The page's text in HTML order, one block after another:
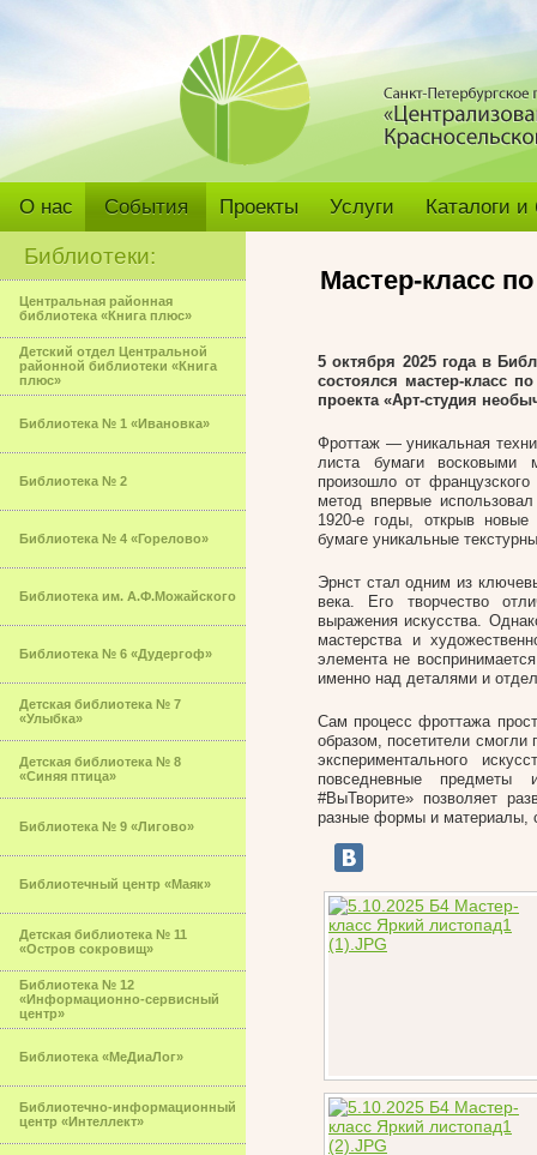
О нас События Проекты Услуги Каталоги
Библиотеки:
Центральная районная
библиотека «Книга плюс»
Детский отдел Центральной
районной библиотеки «Книга
плюс»
Библиотека № 1 «Ивановка»
Библиотека № 2
Библиотека № 4 «Горелово»
Библиотека им. А.Ф.Можайского
Библиотека № 6 «Дудергоф»
Детская библиотека № 7
«Улыбка»
Детская библиотека № 8
«Синяя птица»
Библиотека № 9 «Лигово»
Библиотечный центр «Маяк»
Детская библиотека № 11
«Остров сокровищ»
Библиотека № 12
«Информационно-сервисный
центр»
Библиотека «МеДиаЛог»
Библиотечно-информационный
центр «Интеллект»
Мастер-класс
5 октября 2025 года в
состоялся мастер-класс
проекта «Арт-студия
Фроттаж — уникальная
листа бумаги восковыми
произошло от
метод впервые
1920-е годы, открыв новые
бумаге уникальные
Эрнст стал одним из
века. Его творчество
выражения искусства.
мастерства и
элемента не
именно над деталями и
Сам процесс фроттажа
образом, посетители смогли
экспериментального
повседневные предметы
#ВыТворите» позволяет
разные формы и материалы,